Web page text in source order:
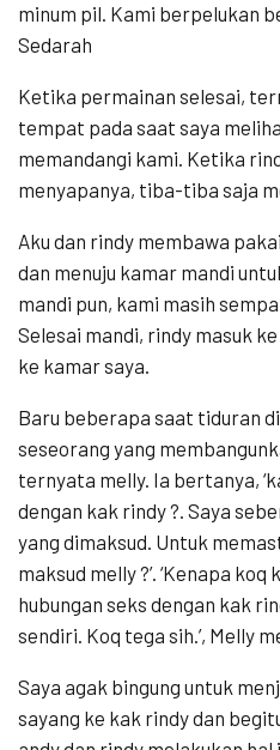
minum pil. Kami berpelukan
Sedarah
Ketika permainan selesai,
tempat pada saat saya
memandangi kami. Ketika
menyapanya, tiba-tiba saja
Aku dan rindy membawa
dan menuju kamar mandi
mandi pun, kami masih
Selesai mandi, rindy masuk
ke kamar saya.
Baru beberapa saat tiduran
seseorang yang
ternyata melly. Ia bertanya,
dengan kak rindy ?. Saya
yang dimaksud. Untuk
maksud melly ?’. ‘Kenapa
hubungan seks dengan kak
sendiri. Koq tega sih.’, Melly
Saya agak bingung untuk
sayang ke kak rindy dan